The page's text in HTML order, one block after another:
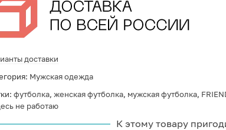
доставки
Мужская одежда
футболка, женская футболка, мужская футболка,
не работаю
К этому товару